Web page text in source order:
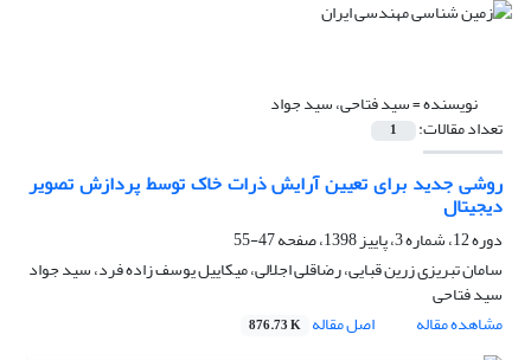
نویسنده =سید فتاحی، سید جواد
تعداد مقالات: 1
روشی جدید برای تعیین آرایش ذرات خاک توسط پردازش تصویر
دیجیتال
دوره 12، شماره 3، پاییز 1398، صفحه
47-55
سامان تبریزی زرین قبایی، رضاقلی اجلالی، میکاییل یوسف زاده فرد، سید جواد
سید فتاحی
مشاهده مقاله
اصل مقاله 876.73 K